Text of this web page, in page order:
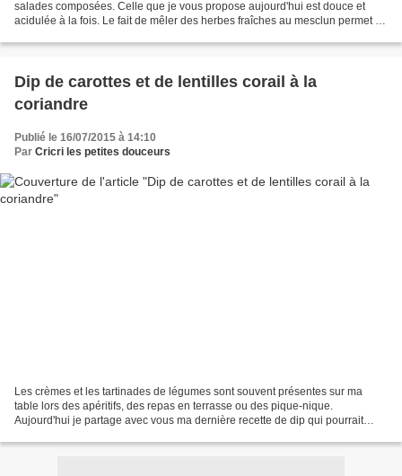
salades composées. Celle que je vous propose aujourd'hui est douce et
acidulée à la fois. Le fait de mêler des herbes fraîches au mesclun permet de
Dip de carottes et de lentilles corail à la
coriandre
Publié le 16/07/2015 à 14:10
Par Cricri les petites douceurs
Les crèmes et les tartinades de légumes sont souvent présentes sur ma
table lors des apéritifs, des repas en terrasse ou des pique-nique.
Aujourd'hui je partage avec vous ma dernière recette de dip qui pourrait